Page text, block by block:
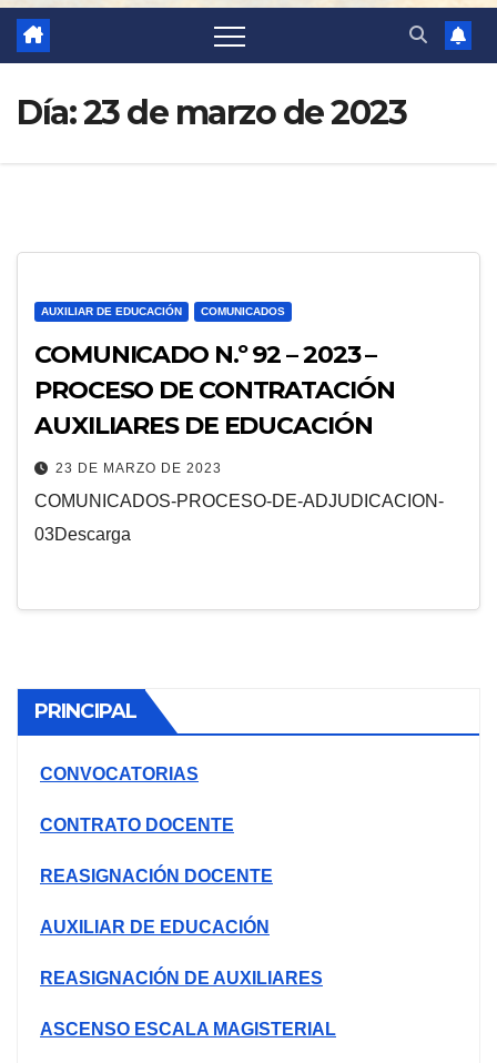
Día:23 de marzo de 2023
AUXILIAR DE EDUCACIÓN COMUNICADOS
COMUNICADO N.º 92 – 2023 –
PROCESO DE CONTRATACIÓN
AUXILIARES DE EDUCACIÓN
23 DE MARZO DE 2023
COMUNICADOS-PROCESO-DE-ADJUDICACION-
03Descarga
PRINCIPAL
CONVOCATORIAS
CONTRATO DOCENTE
REASIGNACIÓN DOCENTE
AUXILIAR DE EDUCACIÓN
REASIGNACIÓN DE AUXILIARES
ASCENSO ESCALA MAGISTERIAL